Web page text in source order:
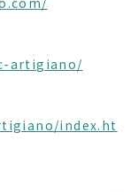
artigiano/
index.ht